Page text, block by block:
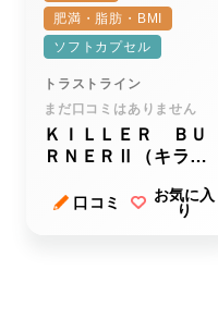
肥満・脂肪・BMI
ソフトカプセル
トラストライン
まだ口コミはありません
ＫＩＬＬＥＲ ＢＵ
ＲＮＥＲⅡ（キラー
口コミ
お気に入
り